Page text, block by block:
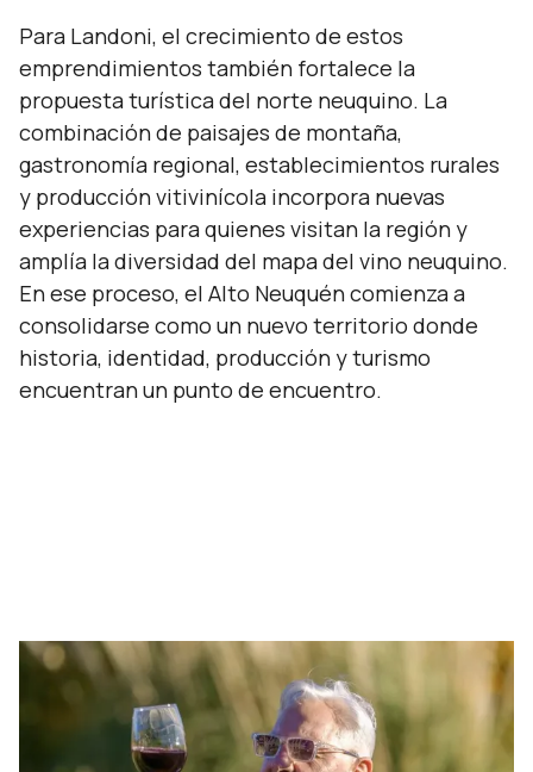
Para Landoni, el crecimiento de estos
emprendimientos también fortalece la
propuesta turística del norte neuquino. La
combinación de paisajes de montaña,
gastronomía regional, establecimientos rurales
y producción vitivinícola incorpora nuevas
experiencias para quienes visitan la región y
amplía la diversidad del mapa del vino neuquino.
En ese proceso, el Alto Neuquén comienza a
consolidarse como un nuevo territorio donde
historia, identidad, producción y turismo
encuentran un punto de encuentro.